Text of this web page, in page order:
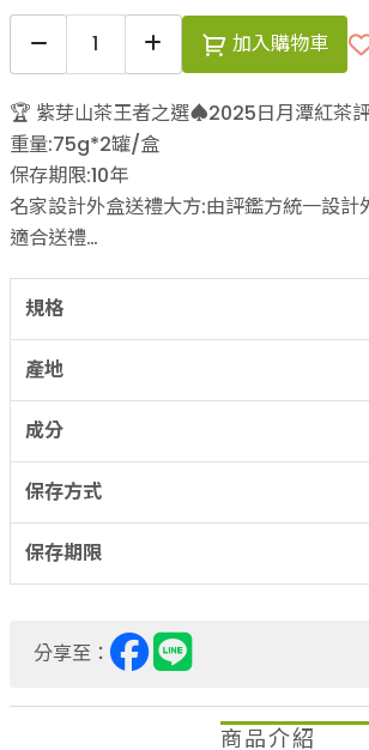
加入購物車
🏆 紫芽山茶王者之選♠2025日月潭紅茶評
重量:75g*2罐/盒
保存期限:10年
名家設計外盒送禮大方:由評鑑方統一設計
多重封條保證品質:由評鑑方統一包裝,封籤
規格
產地
成分
保存方式
保存期限